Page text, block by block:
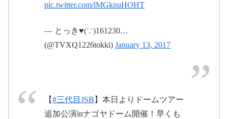
2017年1月15日
pic.twitter.com/lMGknuHOHT
— とっき♥(∵)161230…
(@TVXQ1226tokki) January 13, 2017
【#三代目JSB 】本日よりドームツアー
追加公演inナゴヤドーム開催！早くも